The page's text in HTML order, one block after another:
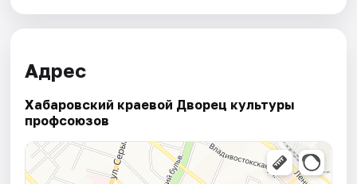
Адрес
Хабаровский краевой Дворец культуры
профсоюзов